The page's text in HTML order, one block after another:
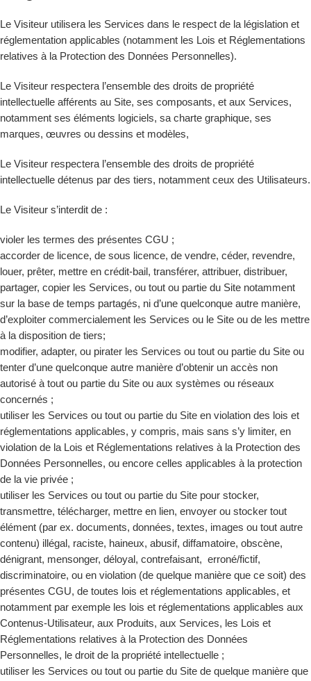
Le Visiteur utilisera les Services dans le respect de la législation et
réglementation applicables (notamment les Lois et Réglementations
relatives à la Protection des Données Personnelles).
Le Visiteur respectera l’ensemble des droits de propriété
intellectuelle afférents au Site, ses composants, et aux Services,
notamment ses éléments logiciels, sa charte graphique, ses
marques, œuvres ou dessins et modèles,
Le Visiteur respectera l’ensemble des droits de propriété
intellectuelle détenus par des tiers, notamment ceux des Utilisateurs.
Le Visiteur s’interdit de :
violer les termes des présentes CGU ;
accorder de licence, de sous licence, de vendre, céder, revendre,
louer, prêter, mettre en crédit-bail, transférer, attribuer, distribuer,
partager, copier les Services, ou tout ou partie du Site notamment
sur la base de temps partagés, ni d’une quelconque autre manière,
d’exploiter commercialement les Services ou le Site ou de les mettre
à la disposition de tiers;
modifier, adapter, ou pirater les Services ou tout ou partie du Site ou
tenter d’une quelconque autre manière d’obtenir un accès non
autorisé à tout ou partie du Site ou aux systèmes ou réseaux
concernés ;
utiliser les Services ou tout ou partie du Site en violation des lois et
réglementations applicables, y compris, mais sans s’y limiter, en
violation de la Lois et Réglementations relatives à la Protection des
Données Personnelles, ou encore celles applicables à la protection
de la vie privée ;
utiliser les Services ou tout ou partie du Site pour stocker,
transmettre, télécharger, mettre en lien, envoyer ou stocker tout
élément (par ex. documents, données, textes, images ou tout autre
contenu) illégal, raciste, haineux, abusif, diffamatoire, obscène,
dénigrant, mensonger, déloyal, contrefaisant, erroné/fictif,
discriminatoire, ou en violation (de quelque manière que ce soit) des
présentes CGU, de toutes lois et réglementations applicables, et
notamment par exemple les lois et réglementations applicables aux
Contenus-Utilisateur, aux Produits, aux Services, les Lois et
Réglementations relatives à la Protection des Données
Personnelles, le droit de la propriété intellectuelle ;
utiliser les Services ou tout ou partie du Site de quelque manière que